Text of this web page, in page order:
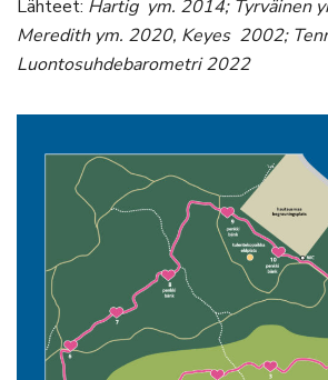
Lähteet: Hartig ym. 2014; Tyrväinen
Meredith ym. 2020, Keyes 2002;
Luontosuhdebarometri 2022